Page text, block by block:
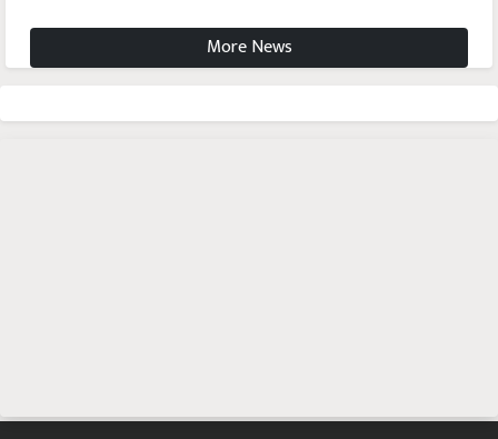
More News